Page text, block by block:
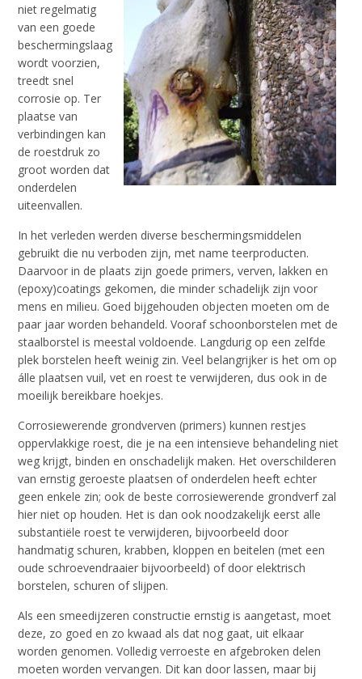
niet regelmatig
van een goede
beschermingslaag
wordt voorzien,
treedt snel
corrosie op. Ter
plaatse van
verbindingen kan
de roestdruk zo
groot worden dat
onderdelen
uiteenvallen.
In het verleden werden diverse beschermingsmiddelen
gebruikt die nu verboden zijn, met name teerproducten.
Daarvoor in de plaats zijn goede primers, verven, lakken en
(epoxy)coatings gekomen, die minder schadelijk zijn voor
mens en milieu. Goed bijgehouden objecten moeten om de
paar jaar worden behandeld. Vooraf schoonborstelen met de
staalborstel is meestal voldoende. Langdurig op een zelfde
plek borstelen heeft weinig zin. Veel belangrijker is het om op
álle plaatsen vuil, vet en roest te verwijderen, dus ook in de
moeilijk bereikbare hoekjes.
Corrosiewerende grondverven (primers) kunnen restjes
oppervlakkige roest, die je na een intensieve behandeling niet
weg krijgt, binden en onschadelijk maken. Het overschilderen
van ernstig geroeste plaatsen of onderdelen heeft echter
geen enkele zin; ook de beste corrosiewerende grondverf zal
hier niet op houden. Het is dan ook noodzakelijk eerst alle
substantiële roest te verwijderen, bijvoorbeeld door
handmatig schuren, krabben, kloppen en beitelen (met een
oude schroevendraaier bijvoorbeeld) of door elektrisch
borstelen, schuren of slijpen.
Als een smeedijzeren constructie ernstig is aangetast, moet
deze, zo goed en zo kwaad als dat nog gaat, uit elkaar
worden genomen. Volledig verroeste en afgebroken delen
moeten worden vervangen. Dit kan door lassen, maar bij